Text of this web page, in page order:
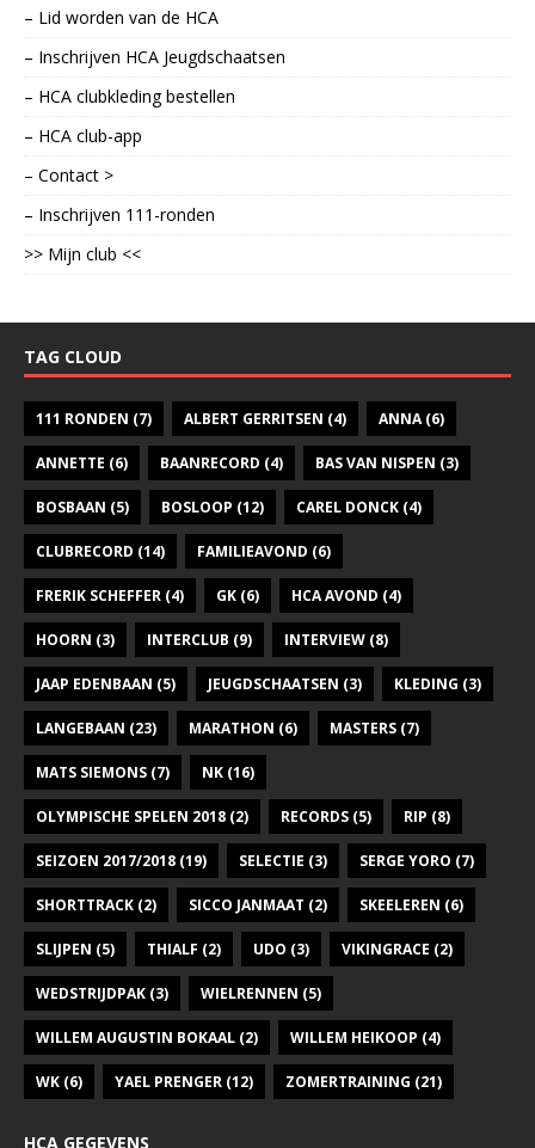
– Lid worden van de HCA
– Inschrijven HCA Jeugdschaatsen
– HCA clubkleding bestellen
– HCA club-app
– Contact >
– Inschrijven 111-ronden
>> Mijn club <<
TAG CLOUD
111 RONDEN (7) ALBERT GERRITSEN (4) ANNA(6)
ANNETTE (6) BAANRECORD (4) BAS VAN NISPEN (3)
BOSBAAN (5) BOSLOOP (12) CAREL DONCK (4)
CLUBRECORD (14) FAMILIEAVOND (6)
FRERIK SCHEFFER (4) GK (6) HCA AVOND (4)
HOORN (3) INTERCLUB (9) INTERVIEW (8)
JAAP EDENBAAN (5) JEUGDSCHAATSEN (3) KLEDING (3)
LANGEBAAN (23) MARATHON (6) MASTERS (7)
MATS SIEMONS (7) NK (16)
OLYMPISCHE SPELEN 2018 (2) RECORDS (5) RIP (8)
SEIZOEN 2017/2018 (19) SELECTIE (3) SERGE YORO (7)
SHORTTRACK (2) SICCO JANMAAT (2) SKEELEREN (6)
SLIJPEN (5) THIALF (2) UDO (3) VIKINGRACE (2)
WEDSTRIJDPAK (3) WIELRENNEN (5)
WILLEM AUGUSTIN BOKAAL (2) WILLEM HEIKOOP (4)
WK (6) YAEL PRENGER (12) ZOMERTRAINING (21)
HCA GEGEVENS